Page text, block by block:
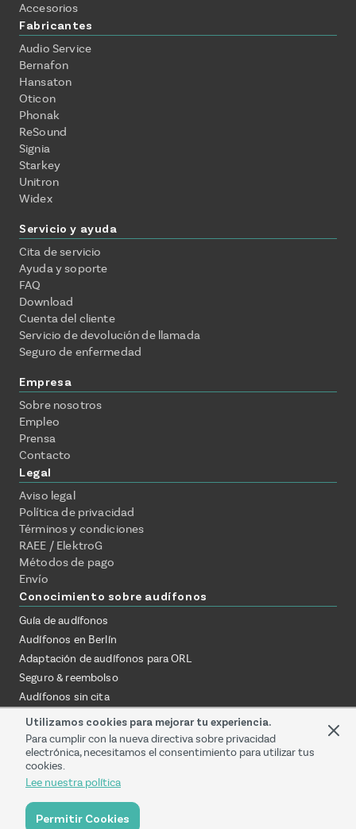
Utilizamos cookies para mejorar tu experiencia.
Para cumplir con la nueva directiva sobre privacidad
electrónica, necesitamos el consentimiento para utilizar tus
cookies.
Lee nuestra política
Permitir Cookies
Accesorios
Fabricantes
Audio Service
Bernafon
Hansaton
Oticon
Phonak
ReSound
Signia
Starkey
Unitron
Widex
Servicio y ayuda
Cita de servicio
Ayuda y soporte
FAQ
Download
Cuenta del cliente
Servicio de devolución de llamada
Seguro de enfermedad
Empresa
Sobre nosotros
Empleo
Prensa
Contacto
Legal
Aviso legal
Política de privacidad
Términos y condiciones
RAEE / ElektroG
Métodos de pago
Envío
Conocimiento sobre audífonos
Guía de audífonos
Audífonos en Berlín
Adaptación de audífonos para ORL
Seguro & reembolso
Audífonos sin cita
Probar audífonos en casa
Online vs. audioprotesista
Adaptación de audífonos a través de consulta ORL